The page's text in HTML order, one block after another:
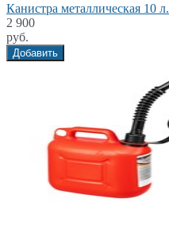
Канистра металлическая 10 л.
2 900
руб.
Добавить